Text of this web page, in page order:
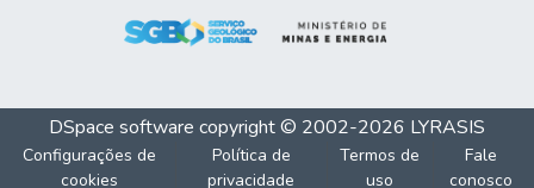
DSpace software copyright © 2002-2026 LYRASIS
Configurações de
cookies
Política de
privacidade
Termos de
uso
Fale
conosco